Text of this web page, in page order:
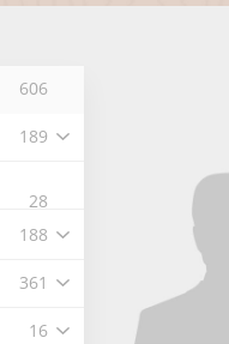
606
189
28
188
361
16